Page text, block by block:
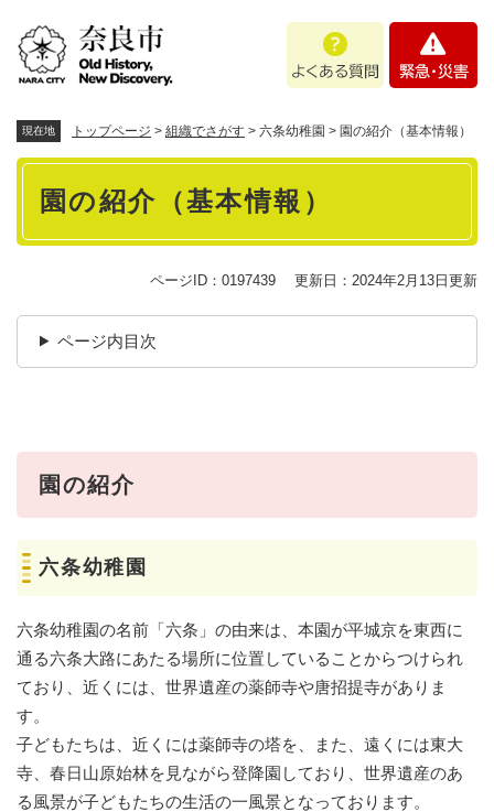
あ
問
・
現在地 トップページ > 組織でさがす > 六条幼稚園 > 園の紹介（基本情報）
本
園の紹介（基本情報）
ページID：0197439 更新日：2024年2月13日更新
ページ内目次
園の紹介
六条幼稚園
六条幼稚園の名前「六条」の由来は、本園が平城京を東西に
通る六条大路にあたる場所に位置していることからつけられ
ており、近くには、世界遺産の薬師寺や唐招提寺がありま
す。
子どもたちは、近くには薬師寺の塔を、また、遠くには東大
寺、春日山原始林を見ながら登降園しており、世界遺産のあ
る風景が子どもたちの生活の一風景となっております。